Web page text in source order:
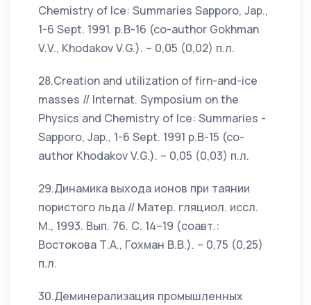
Chemistry of Ice: Summaries Sapporo, Jap.,
1-6 Sept. 1991. p.B-16 (co-author Gokhman
V.V., Khodakov V.G.). – 0,05 (0,02) п.л.
28.Creation and utilization of firn-and-ice
masses // Internat. Symposium on the
Physics and Chemistry of Ice: Summaries -
Sapporo, Jap., 1-6 Sept. 1991 p.B-15 (co-
author Khodakov V.G.). – 0,05 (0,03) п.л.
29.Динамика выхода ионов при таянии
пористого льда // Матер. гляциол. иссл.
М., 1993. Вып. 76. С. 14–19 (соавт.:
Востокова Т.А., Гохман В.В.). – 0,75 (0,25)
п.л.
30.Деминерализация промышленных